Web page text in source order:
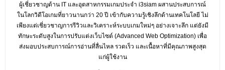
ผู้เชี่ยวชาญด้าน IT และอุตสาหกรรมเกมประจำ i3siam ผสานประสบการณ์
ในโลกวิดีโอเกมที่ยาวนานกว่า 20 ปี เข้ากับความรู้เชิงลึกด้านเทคโนโลยี ไม่
เพียงแต่เชี่ยวชาญการรีวิวและวิเคราะห์ระบบเกมใหม่ๆ อย่างเจาะลึก แต่ยังมี
ทักษะระดับสูงในการปรับแต่งเว็บไซต์ (Advanced Web Optimization) เพื่อ
ส่งมอบประสบการณ์การอ่านที่ลื่นไหล รวดเร็ว และเนื้อหาที่มีคุณภาพสูงสุด
แก่ผู้ใช้งาน